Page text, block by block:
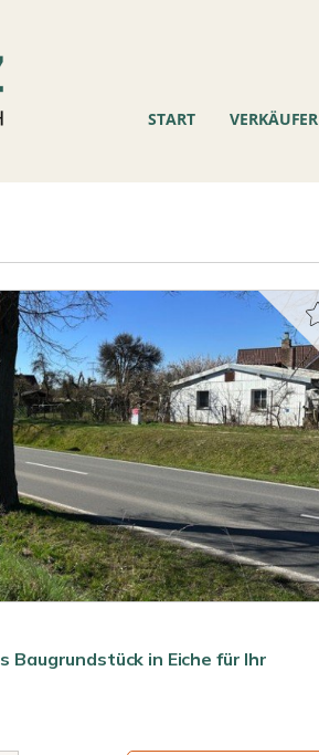
START VERKÄUFER
Baugrundstück in Eiche für Ihr